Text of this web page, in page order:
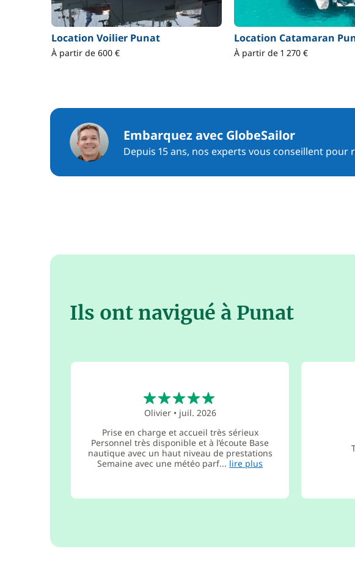
Location Voilier Punat
À partir de 600 €
Location Catamaran
À partir de 1 270 €
Embarquez avec GlobeSailor
Depuis 15 ans, nos experts vous conseillent
Ils ont navigué à Punat
Olivier• juil. 2026
Prise en charge et accueil très sérieux
Personnel très disponible et à l’écoute Base
nautique avec un haut niveau de prestations
Semaine avec une météo parf... lire plus